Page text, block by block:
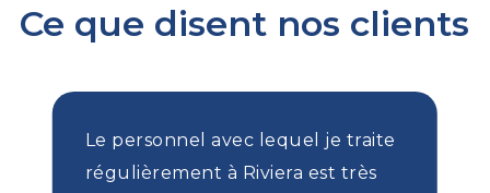
Ce que disent nos clients
Le personnel avec lequel je traite
régulièrement à Riviera est très